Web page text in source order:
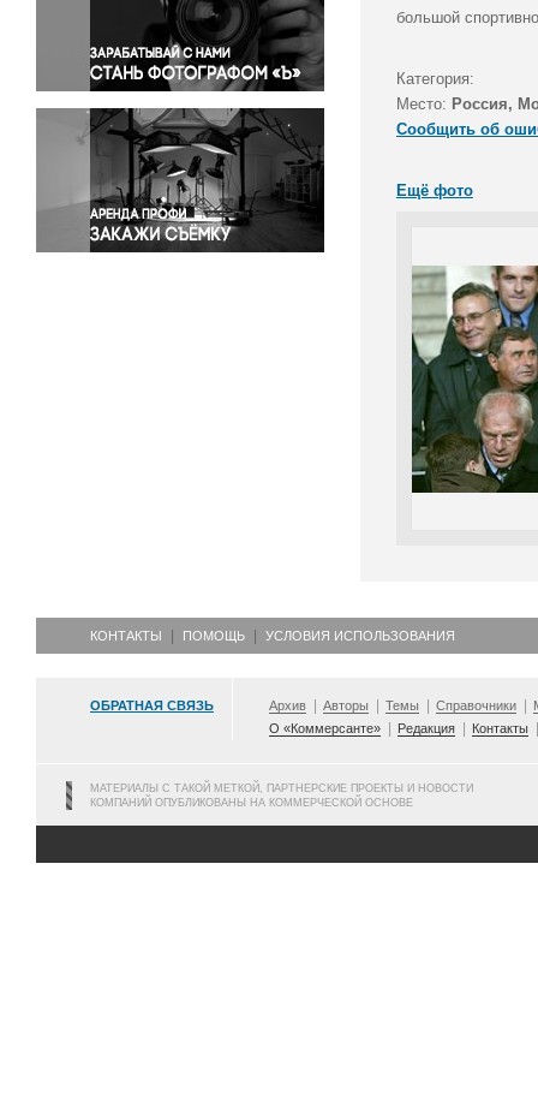
Правосудие
Происшествия и конфликты
Религия
Светская жизнь
Спорт
Экология
Экономика и бизнес
большой
Категория:
Место: Россия,
Сообщить об
Ещё фото
КОНТАКТЫ ПОМОЩЬ УСЛОВИЯ ИСПОЛЬЗОВАНИЯ
ОБРАТНАЯ СВЯЗЬ Архив Авторы Темы Справочники
О «Коммерсанте»
Редакция Контакты
МАТЕРИАЛЫ С ТАКОЙ МЕТКОЙ, ПАРТНЕРСКИЕ ПРОЕКТЫ И НОВОСТИ
КОМПАНИЙ ОПУБЛИКОВАНЫ НА КОММЕРЧЕСКОЙ ОСНОВЕ